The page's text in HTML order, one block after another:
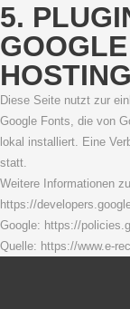
5.
Diese Seite nutzt zur
Google Fonts, die von
lokal installiert. Eine
statt.
Weitere Informationen
https://
Google: https://
Quelle: https://www.e-